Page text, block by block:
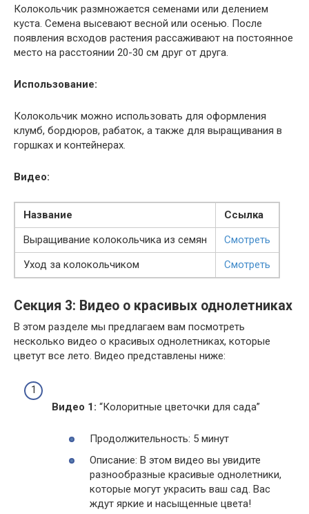
Колокольчик размножается семенами или делением
куста. Семена высевают весной или осенью. После
появления всходов растения рассаживают на постоянное
место на расстоянии 20-30 см друг от друга.
Использование:
Колокольчик можно использовать для оформления
клумб, бордюров, рабаток, а также для выращивания в
горшках и контейнерах.
Видео:
Название
Ссылка
Выращивание колокольчика из семян
Смотреть
Уход за колокольчиком
Смотреть
Секция 3: Видео о красивых однолетниках
В этом разделе мы предлагаем вам посмотреть
несколько видео о красивых однолетниках, которые
цветут все лето. Видео представлены ниже:
Видео 1: “Колоритные цветочки для сада”
Продолжительность: 5 минут
Описание: В этом видео вы увидите
разнообразные красивые однолетники,
которые могут украсить ваш сад. Вас
ждут яркие и насыщенные цвета!